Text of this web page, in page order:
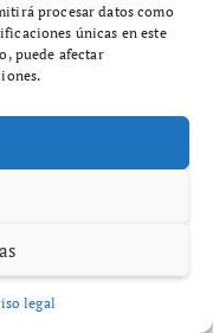
procesar datos como
únicas en este
puede afectar
legal